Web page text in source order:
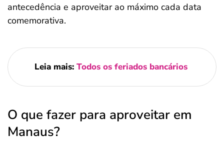
antecedência e aproveitar ao máximo cada data
comemorativa.
Leia mais: Todos os feriados bancários
O que fazer para aproveitar em
Manaus?